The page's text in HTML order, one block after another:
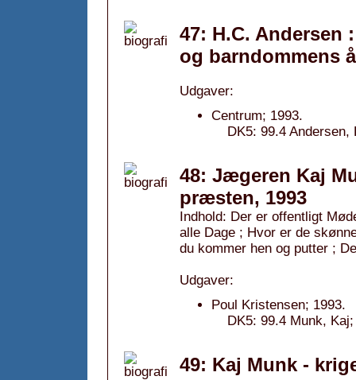
47: H.C.
og barndommens
Udgaver:
Centrum; 1993.
DK5: 99.4
48: Jægeren Kaj
præsten, 1993
Indhold: Der er offentligt
alle Dage ; Hvor er de
du kommer hen og putter ;
Udgaver:
Poul Kristensen; 1993.
DK5: 99.4 Munk,
49: Kaj Munk -